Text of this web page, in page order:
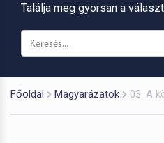
Találja meg gyorsan a
Főoldal Magyarázatok 03. A